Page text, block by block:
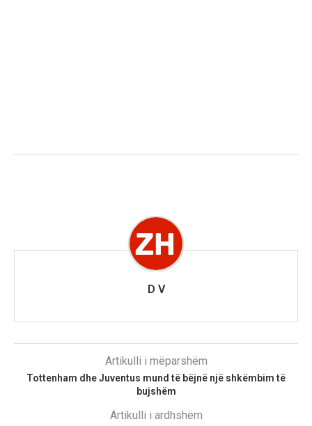
D V
Artikulli i mëparshëm
Tottenham dhe Juventus mund të bëjnë një shkëmbim të
bujshëm
Artikulli i ardhshëm